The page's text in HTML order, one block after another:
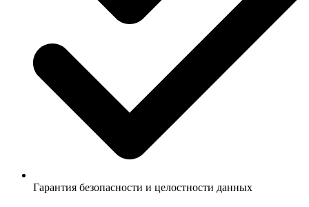
Гарантия безопасности и целостности данных